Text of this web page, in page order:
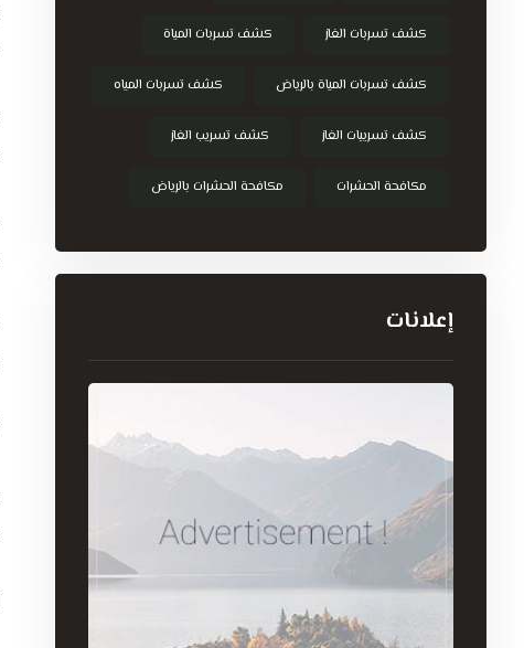
كشف تسربات الغاز كشف تسربات المياة
كشف تسربات المياة بالرياض كشف تسربات المياه
كشف تسريبات الغاز كشف تسريب الغاز
مكافحة الحشرات مكافحة الحشرات بالرياض
إعلانات